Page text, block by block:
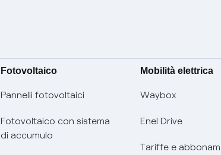
Fotovoltaico
Pannelli fotovoltaici
Fotovoltaico con sistema
di accumulo
Mobilità elettrica
Waybox
Enel Drive
Tariffe e